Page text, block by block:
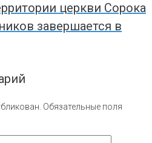
церкви Сорока
завершается в
Обязательные поля